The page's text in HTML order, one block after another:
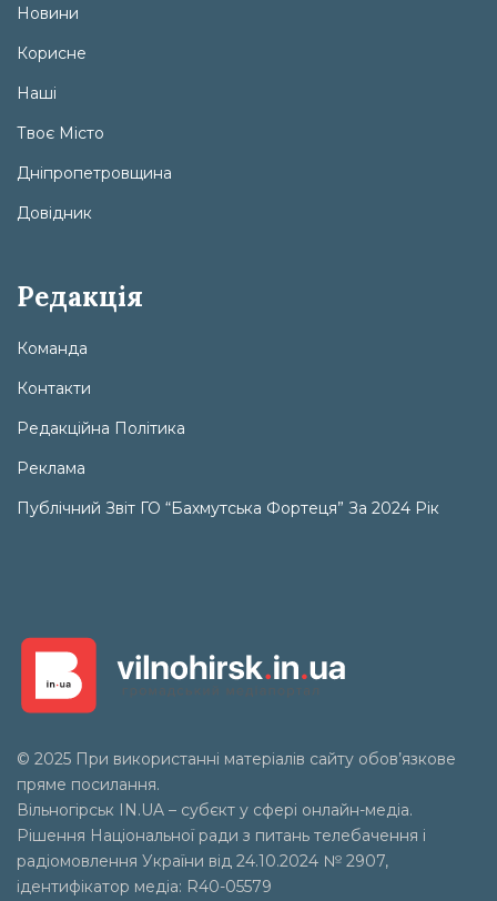
Новини
Корисне
Наші
Твоє Місто
Дніпропетровщина
Довідник
Редакція
Команда
Контакти
Редакційна Політика
Реклама
Публічний Звіт ГО “Бахмутська Фортеця” За 2024 Рік
© 2025 При використанні матеріалів сайту обов’язкове
пряме посилання.
Вільногірськ IN.UA – субєкт у сфері онлайн-медіа.
Рішення Національної ради з питань телебачення і
радіомовлення України від 24.10.2024 № 2907,
ідентифікатор медіа: R40-05579